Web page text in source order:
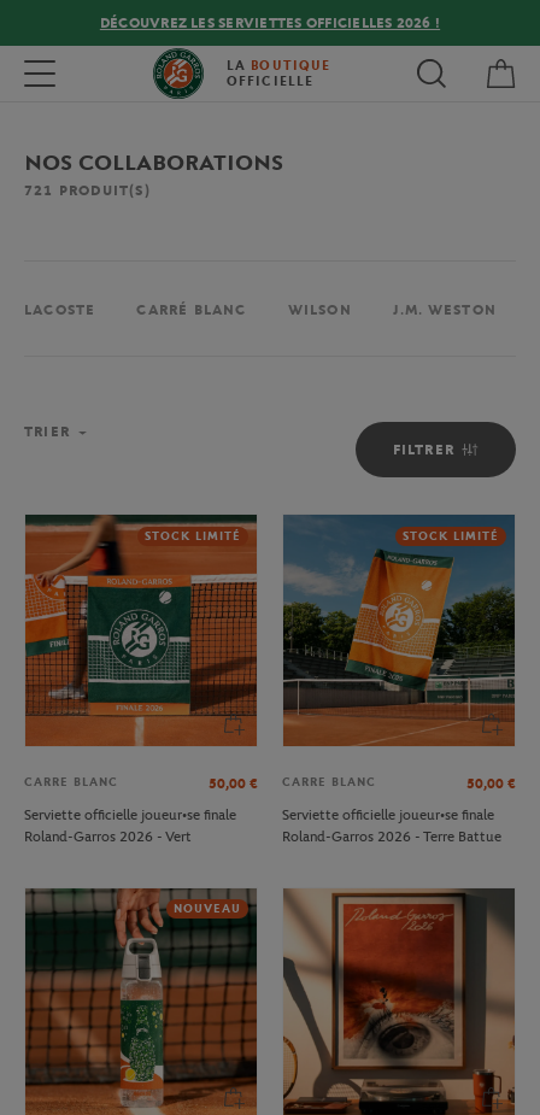
DÉCOUVREZ LES SERVIETTES OFFICIELLES 2026 !
Toggle navigation LA BOUTIQUE
OFFICIELLE
NOS COLLABORATIONS
721 PRODUIT(S)
LACOSTE CARRÉ BLANC WILSON J.M. WESTON
FILTRER
TRIER
STOCK LIMITÉ
CARRE BLANC 50,00 €
Serviette officielle joueur•se finale
Roland-Garros 2026 - Vert
STOCK LIMITÉ
CARRE BLANC 50,00 €
Serviette officielle joueur•se finale
Roland-Garros 2026 - Terre Battue
NOUVEAU